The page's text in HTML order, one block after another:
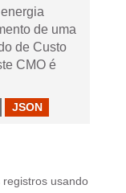
de uma
de Custo
CMO é
JSON
usando